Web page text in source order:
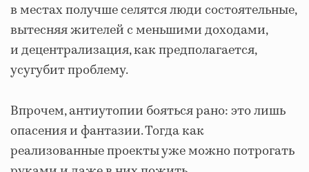
в местах получше селятся люди состоятельные,
вытесняя жителей с меньшими доходами,
и децентрализация, как предполагается,
усугубит проблему.
Впрочем, антиутопии бояться рано: это лишь
опасения и фантазии. Тогда как
реализованные проекты уже можно потрогать